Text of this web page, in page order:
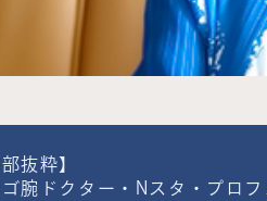
抜粋】
腕ドクター・Nスタ・プロ